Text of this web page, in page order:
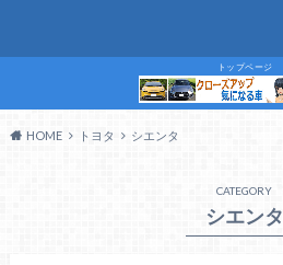
トップページ
HOME トヨタ シエンタ
CATEGORY
シエンタ